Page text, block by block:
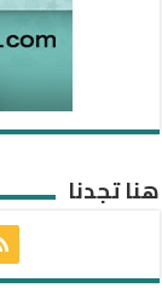
هنا تجدنا